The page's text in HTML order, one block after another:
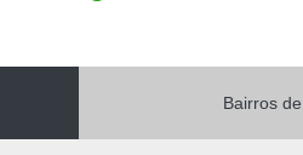
Bairros